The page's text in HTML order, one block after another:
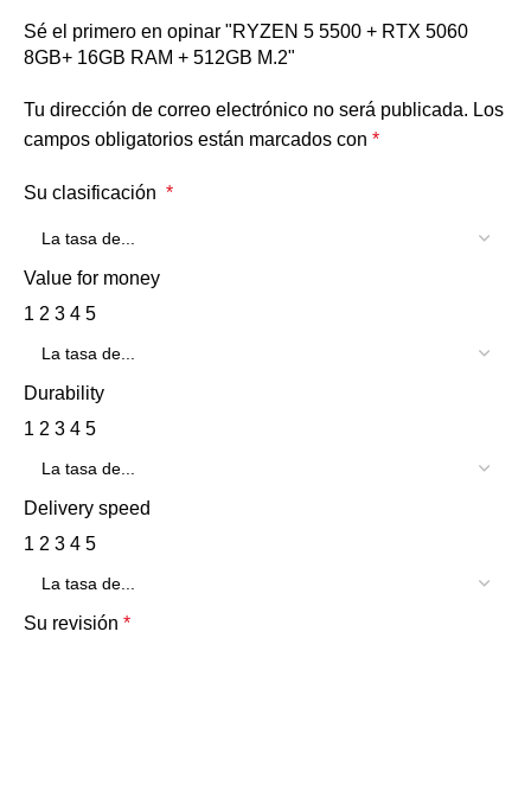
Sé el primero en opinar "RYZEN 5 5500 + RTX 5060
8GB+ 16GB RAM + 512GB M.2"
Tu dirección de correo electrónico no será publicada. Los
campos obligatorios están marcados con *
Su clasificación *
Value for money
1 2 3 4 5
Durability
1 2 3 4 5
Delivery speed
1 2 3 4 5
Su revisión *